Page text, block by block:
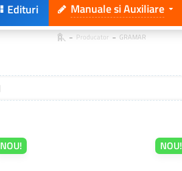
Edituri Manuale si Auxiliare
Producator GRAMAR
NOU! NOU!